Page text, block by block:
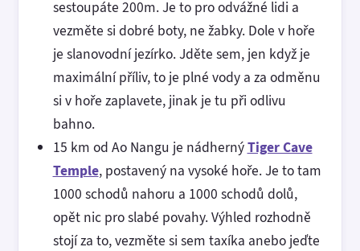
sestoupáte 200m. Je to pro odvážné lidi a
vezměte si dobré boty, ne žabky. Dole v hoře
je slanovodní jezírko. Jděte sem, jen když je
maximální příliv, to je plné vody a za odměnu
si v hoře zaplavete, jinak je tu při odlivu
bahno.
15 km od Ao Nangu je nádhernýTiger Cave
Temple, postavený na vysoké hoře. Je to tam
1000 schodů nahoru a 1000 schodů dolů,
opět nic pro slabé povahy. Výhled rozhodně
stojí za to, vezměte si sem taxíka anebo jeďte